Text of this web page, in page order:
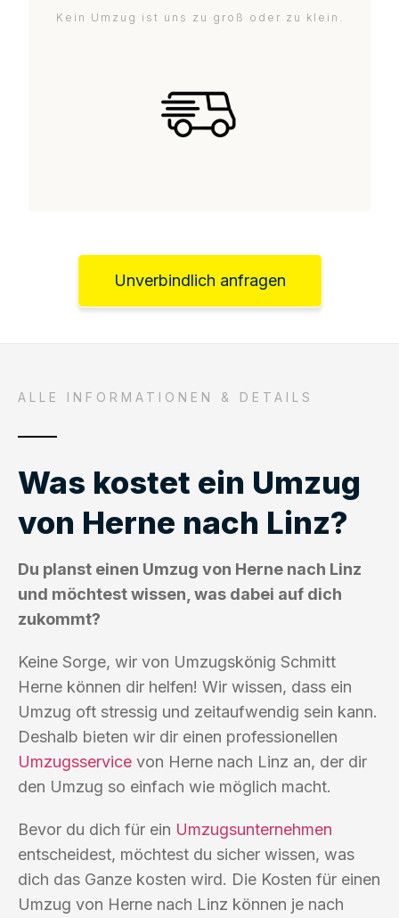
Kein Umzug ist uns zu groß oder zu klein.
Unverbindlich anfragen
ALLE INFORMATIONEN & DETAILS
Was kostet ein Umzug
von Herne nach Linz?
Du planst einen Umzug von Herne nach Linz
und möchtest wissen, was dabei auf dich
zukommt?
Keine Sorge, wir von Umzugskönig Schmitt
Herne können dir helfen! Wir wissen, dass ein
Umzug oft stressig und zeitaufwendig sein kann.
Deshalb bieten wir dir einen professionellen
Umzugsservice von Herne nach Linz an, der dir
den Umzug so einfach wie möglich macht.
Bevor du dich für ein Umzugsunternehmen
entscheidest, möchtest du sicher wissen, was
dich das Ganze kosten wird. Die Kosten für einen
Umzug von Herne nach Linz können je nach